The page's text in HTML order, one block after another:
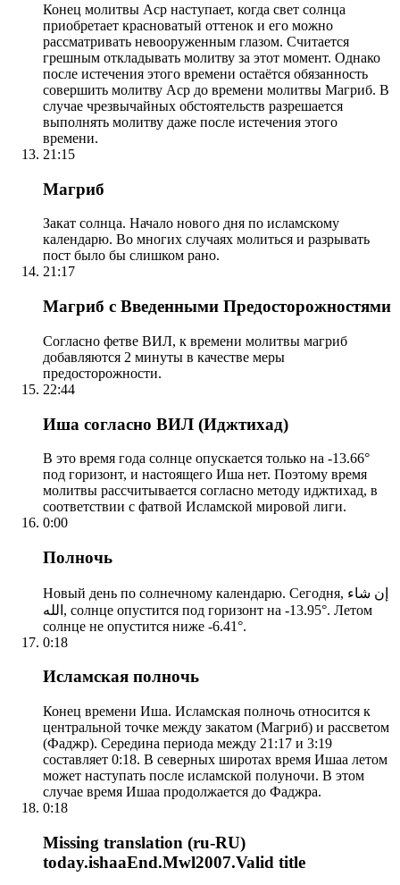
Конец молитвы Аср наступает, когда свет солнца
приобретает красноватый оттенок и его можно
рассматривать невооруженным глазом. Считается
грешным откладывать молитву за этот момент. Однако
после истечения этого времени остаётся обязанность
совершить молитву Аср до времени молитвы Магриб. В
случае чрезвычайных обстоятельств разрешается
выполнять молитву даже после истечения этого
времени.
21:15
Магриб
Закат солнца. Начало нового дня по исламскому
календарю. Во многих случаях молиться и разрывать
пост было бы слишком рано.
21:17
Магриб с Введенными Предосторожностями
Согласно фетве ВИЛ, к времени молитвы магриб
добавляются 2 минуты в качестве меры
предосторожности.
22:44
Иша согласно ВИЛ (Иджтихад)
В это время года солнце опускается только на -13.66°
под горизонт, и настоящего Иша нет. Поэтому время
молитвы рассчитывается согласно методу иджтихад, в
соответствии с фатвой Исламской мировой лиги.
0:00
Полночь
Новый день по солнечному календарю. Сегодня, إن شاء
الله, солнце опустится под горизонт на -13.95°. Летом
солнце не опустится ниже -6.41°.
0:18
Исламская полночь
Конец времени Иша. Исламская полночь относится к
центральной точке между закатом (Магриб) и рассветом
(Фаджр). Середина периода между 21:17 и 3:19
составляет 0:18. В северных широтах время Ишаа летом
может наступать после исламской полуночи. В этом
случае время Ишаа продолжается до Фаджра.
0:18
Missing translation (ru-RU)
today.ishaaEnd.Mwl2007.Valid title